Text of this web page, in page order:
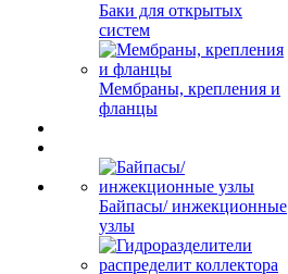
Баки для открытых
систем
Мембраны, крепления и
фланцы
Байпасы/ инжекционные
узлы